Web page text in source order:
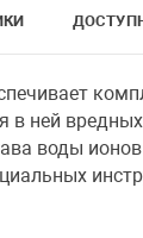
в ней
воды